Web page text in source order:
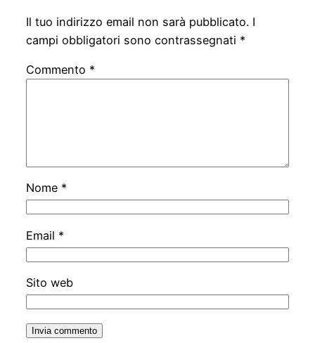
Il tuo indirizzo email non sarà pubblicato. I
campi obbligatori sono contrassegnati *
Commento *
Nome *
Email *
Sito web